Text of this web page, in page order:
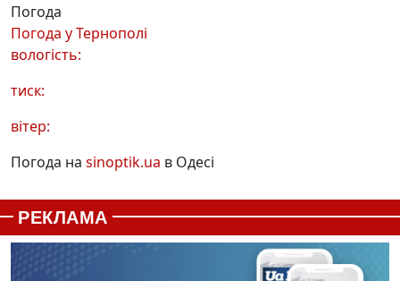
Погода
Погода уТернополі
вологість:
тиск:
вітер:
Погода на sinoptik.ua в Одесі
РЕКЛАМА